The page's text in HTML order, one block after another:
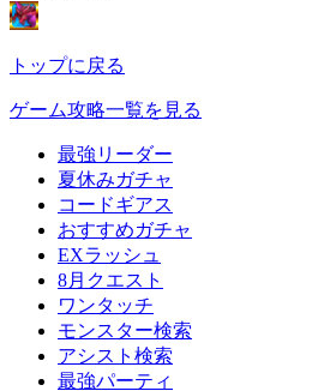
トップに戻る
ゲーム攻略一覧を見る
最強リーダー
夏休みガチャ
コードギアス
おすすめガチャ
EXラッシュ
8月クエスト
ワンタッチ
モンスター検索
アシスト検索
最強パーティ